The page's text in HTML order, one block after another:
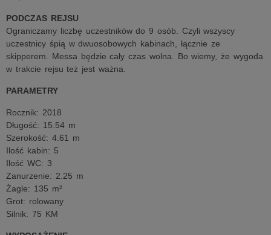
PODCZAS REJSU
Ograniczamy liczbę uczestników do 9 osób. Czyli wszyscy
uczestnicy śpią w dwuosobowych kabinach, łącznie ze
skipperem. Messa będzie cały czas wolna. Bo wiemy, że wygoda
w trakcie rejsu też jest ważna.
PARAMETRY
Rocznik: 2018
Długość: 15.54 m
Szerokość: 4.61 m
Ilość kabin: 5
Ilość WC: 3
Zanurzenie: 2.25 m
Żagle: 135 m²
Grot: rolowany
Silnik: 75 KM